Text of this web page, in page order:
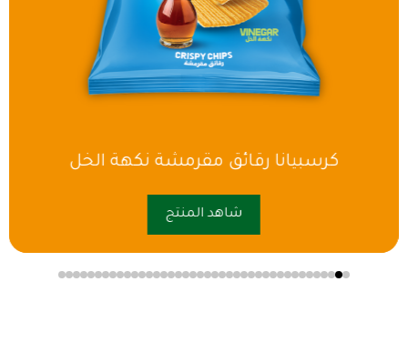
كرسبيانا رقائق مقرمشة نكهة الخل
شاهد المنتج